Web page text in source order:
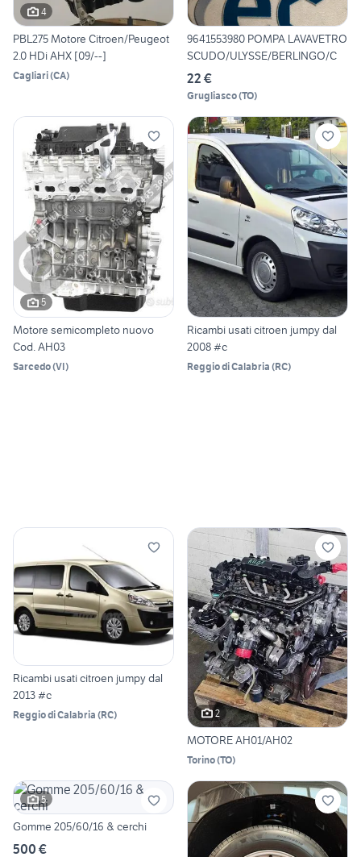
4
PBL275 Motore Citroen/Peugeot
2.0 HDi AHX [09/--]
Cagliari(CA)
9641553980 POMPA LAVAVETRO
SCUDO/ULYSSE/BERLINGO/C
22 €
Grugliasco(TO)
5
Motore semicompleto nuovo
Cod. AH03
Sarcedo(VI)
Ricambi usati citroen jumpy dal
2008 #c
Reggio di Calabria (RC)
Ricambi usati citroen jumpy dal
2013 #c
Reggio di Calabria (RC) 2
MOTORE AH01/AH02
Torino(TO)
5
Gomme 205/60/16 & cerchi
500 €